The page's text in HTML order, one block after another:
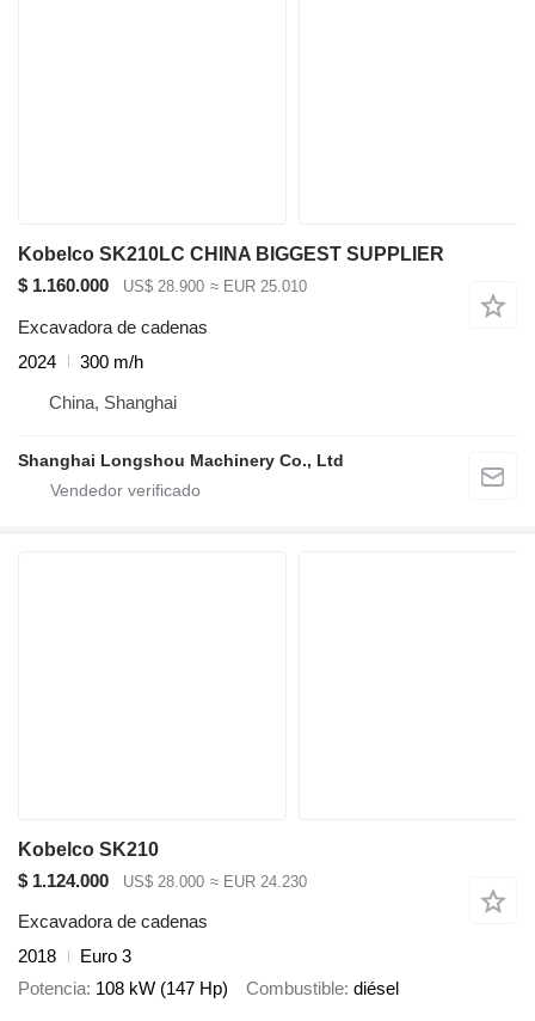
Kobelco SK210LC CHINA BIGGEST SUPPLIER
$ 1.160.000
US$ 28.900 ≈ EUR 25.010
Excavadora de cadenas
2024
300 m/h
China, Shanghai
Shanghai Longshou Machinery Co., Ltd
Kobelco SK210
$ 1.124.000
US$ 28.000 ≈ EUR 24.230
Excavadora de cadenas
2018
Euro 3
Potencia 108 kW (147 Hp) Combustible diésel